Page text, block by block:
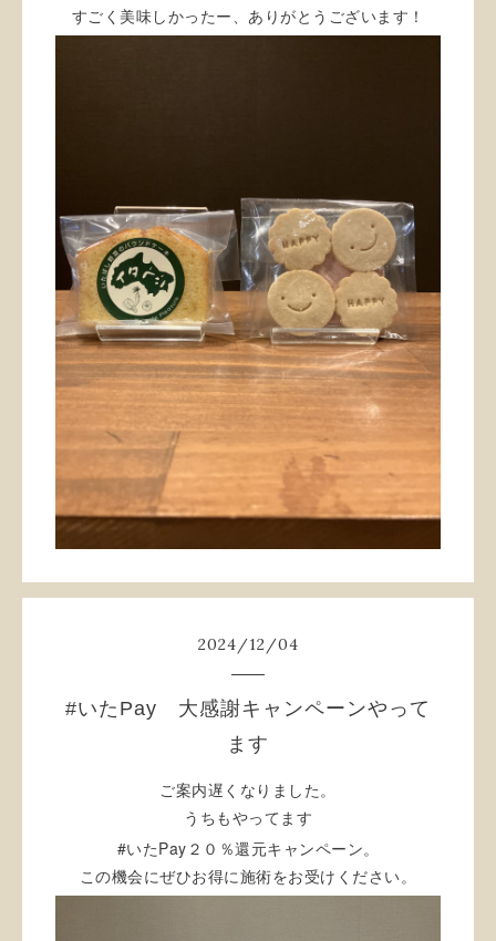
すごく美味しかったー、ありがとうございます！
2024/12/04
#いたPay 大感謝キャンペーンやって
ます
ご案内遅くなりました。
うちもやってます
#いた Pay ２０％還元キャンペーン。
この機会にぜひお得に施術をお受けください。